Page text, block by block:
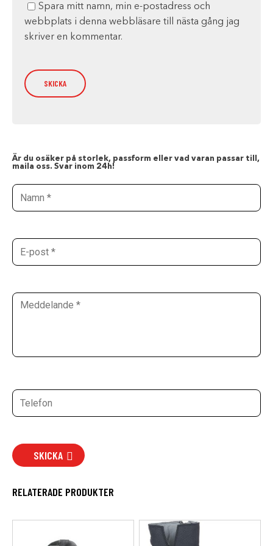
Spara mitt namn, min e-postadress och
webbplats i denna webbläsare till nästa gång jag
skriver en kommentar.
Är du osäker på storlek, passform eller vad varan passar till,
maila oss. Svar inom 24h!
SKICKA
RELATERADE PRODUKTER
produkten
Den
här
produkten